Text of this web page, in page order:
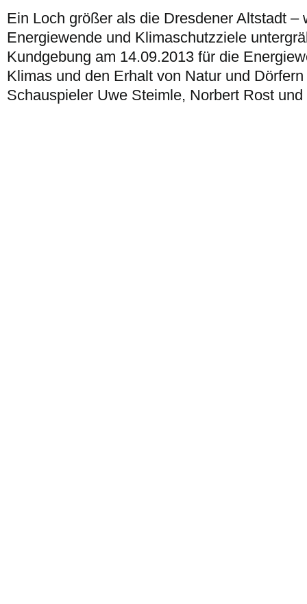
Ein Loch größer als die Dresdener Altstadt –
Energiewende und Klimaschutzziele
Kundgebung am 14.09.2013 für die
Klimas und den Erhalt von Natur und
Schauspieler Uwe Steimle, Norbert Rost